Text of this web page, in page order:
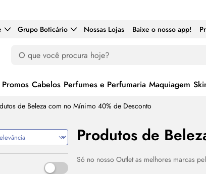
Grupo Boticário Nossas Lojas Baixe o nosso app!
Promos Cabelos Perfumes e Perfumaria Maquiagem
de Beleza com no Mínimo 40% de Desconto
Produtos de
Só no nossoOutletas melhores marcas
Use o espaço ou Enter para alternar entre ativado e